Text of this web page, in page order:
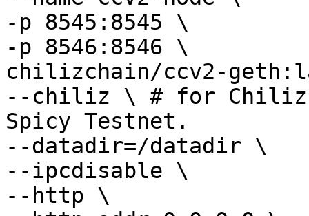
-p 8545:8545 \
-p 8546:8546 \
chilizchain/ccv2-
--chiliz \ # for Chiliz
Spicy Testnet.
--datadir=/datadir \
--ipcdisable \
--http \